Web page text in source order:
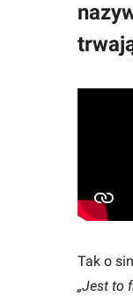
Tak o
„Jest to